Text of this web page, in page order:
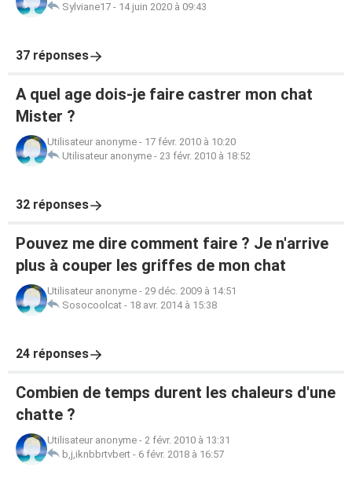
Sylviane17 - 14 juin 2020 à 09:43
37 réponses
A quel age dois-je faire castrer mon chat
Mister ?
Utilisateur anonyme - 17 févr. 2010 à 10:20
Utilisateur anonyme - 23 févr. 2010 à 18:52
32 réponses
Pouvez me dire comment faire ? Je n'arrive
plus à couper les griffes de mon chat
Utilisateur anonyme - 29 déc. 2009 à 14:51
Sosocoolcat - 18 avr. 2014 à 15:38
24 réponses
Combien de temps durent les chaleurs d'une
chatte ?
Utilisateur anonyme - 2 févr. 2010 à 13:31
b,j,iknbbrtvbert - 6 févr. 2018 à 16:57